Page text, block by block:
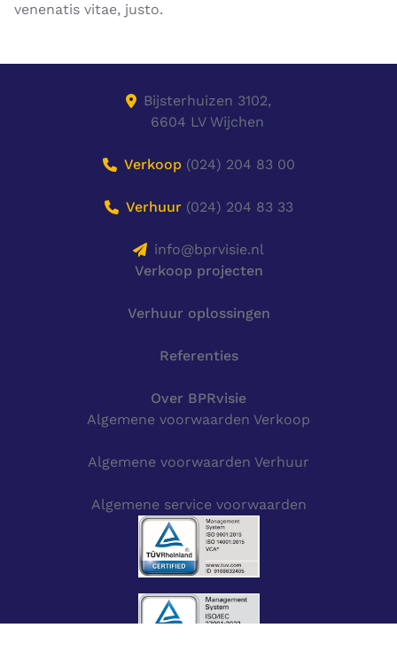
venenatis vitae, justo.
Bijsterhuizen 3102,
6604 LV Wijchen
Verkoop (024) 204 83 00
Verhuur (024) 204 83 33
info@bprvisie.nl
Verkoop projecten
Verhuur oplossingen
Referenties
Over BPRvisie
Algemene voorwaarden Verkoop
Algemene voorwaarden Verhuur
Algemene service voorwaarden